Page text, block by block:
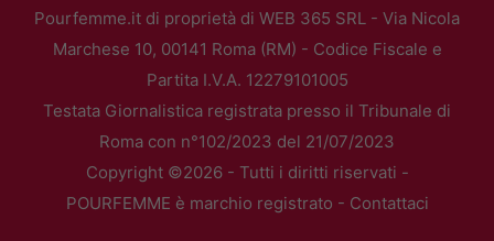
Pourfemme.it di proprietà di WEB 365 SRL - Via Nicola
Marchese 10, 00141 Roma (RM) - Codice Fiscale e
Partita I.V.A. 12279101005
Testata Giornalistica registrata presso il Tribunale di
Roma con n°102/2023 del 21/07/2023
Copyright ©2026 - Tutti i diritti riservati -
POURFEMME è marchio registrato - Contattaci